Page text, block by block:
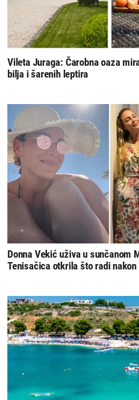
Vileta Juraga: Čarobna oaza
bilja i šarenih leptira
Donna Vekić uživa u sunčanom
Tenisačica otkrila što radi